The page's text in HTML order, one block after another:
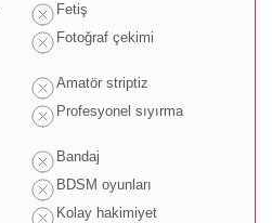
Fetiş
Fotoğraf çekimi
Amatör striptiz
Profesyonel sıyırma
Bandaj
BDSM oyunları
Kolay hakimiyet